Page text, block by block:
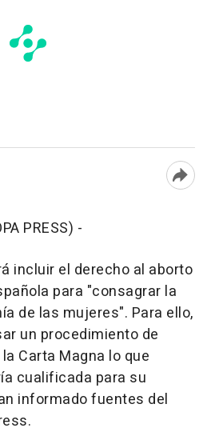
PRESS) -
incluir el derecho al aborto
para "consagrar la
de las mujeres". Para ello,
un procedimiento de
Carta Magna lo que
cualificada para su
informado fuentes del